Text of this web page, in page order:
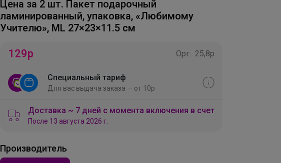
Цена за 2 шт. Пакет подарочный
ламинированный, упаковка, «Любимому
Учителю», ML 27×23×11.5 см
129р Орг. 25,8р
Специальный тариф
Для вас выдача заказа — от 10р
Доставка ~ 7 дней с момента включения в счет
После 13 августа 2026 г.
Производитель